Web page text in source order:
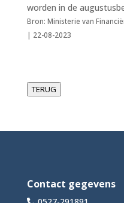
worden in de
Bron: Ministerie van
| 22-08-2023
TERUG
Contact gegevens